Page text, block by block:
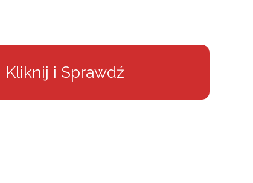
Kliknij i Sprawdź